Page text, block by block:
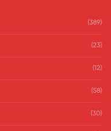
(389)
(23)
(12)
(58)
(30)